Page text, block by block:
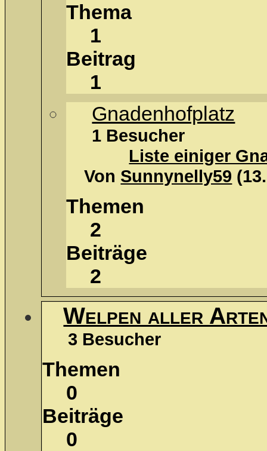
Thema
1
Beitrag
1
Gnadenhofplatz
1 Besucher
Liste einiger
Von Sunnynelly59
Themen
2
Beiträge
2
Welpen aller
3 Besucher
Themen
0
Beiträge
0